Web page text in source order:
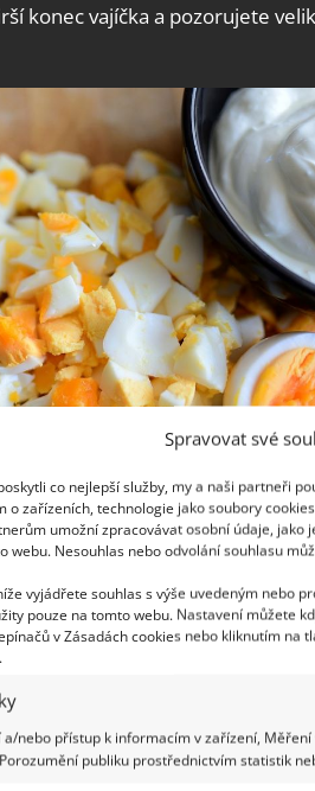
Spravovat své
co nejlepší služby, my a naši partneři
o zařízeních, technologie jako soubory
umožní zpracovávat osobní údaje, jako
webu. Nesouhlas nebo odvolání souhlasu
vyjádřete souhlas s výše uvedeným nebo
pouze na tomto webu. Nastavení můžete
v Zásadách cookies nebo kliknutím na
a/nebo přístup k informacím v zařízení,
publiku prostřednictvím statistik
konec vajíčka a pozorujete
velká může znamenat, že
si ho. Jestliže vejce jakoby
oddělil od skořápky. Tyto
vejce vhodná k použití.